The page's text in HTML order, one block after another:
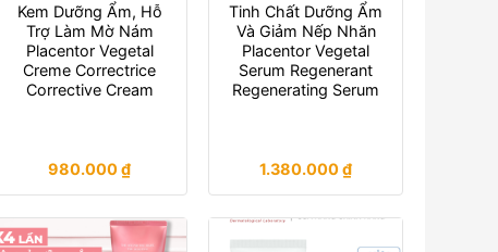
Kem Dưỡng Ẩm, Hỗ
Trợ Làm Mờ Nám
Placentor Vegetal
Creme Correctrice
Corrective Cream
980.000₫
Tinh Chất Dưỡng Ẩm
Và Giảm Nếp Nhăn
Placentor Vegetal
Serum Regenerant
Regenerating Serum
1.380.000₫